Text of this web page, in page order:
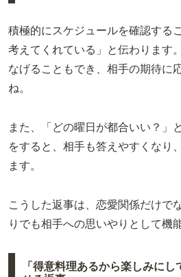
積極的にスケジュールを確認する
考えてくれている」と伝わります
なげることもでき、相手の期待に
ね。
また、「どの曜日が都合いい？」
をすると、相手も答えやすくなり
ます。
こうした返事は、恋愛関係だけで
りでも相手への思いやりとして機
「得意料理あるから楽しみに